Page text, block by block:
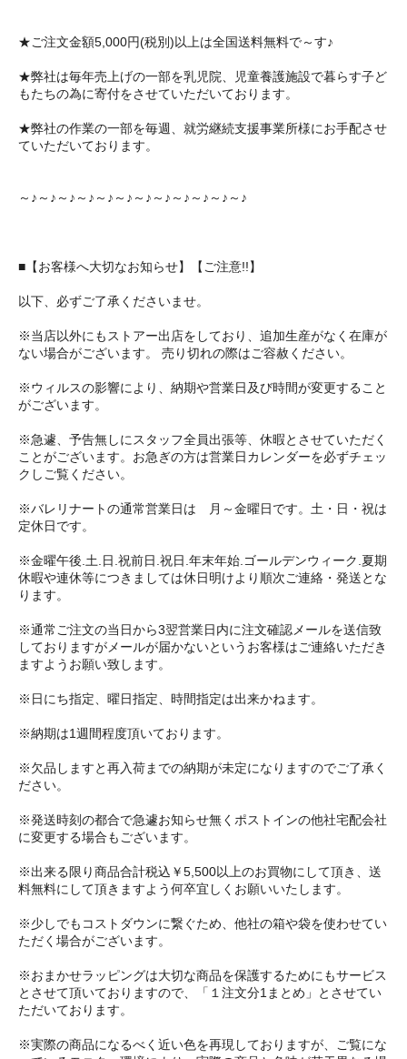
★ご注文金額5,000円(税別)以上は全国送料無料で～す♪
★弊社は毎年売上げの一部を乳児院、児童養護施設で暮らす子ど
もたちの為に寄付をさせていただいております。
★弊社の作業の一部を毎週、就労継続支援事業所様にお手配させ
ていただいております。
～♪～♪～♪～♪～♪～♪～♪～♪～♪～♪～♪～♪
■【お客様へ大切なお知らせ】【ご注意!!】
以下、必ずご了承くださいませ。
※当店以外にもストアー出店をしており、追加生産がなく在庫が
ない場合がございます。 売り切れの際はご容赦ください。
※ウィルスの影響により、納期や営業日及び時間が変更すること
がございます。
※急遽、予告無しにスタッフ全員出張等、休暇とさせていただく
ことがございます。お急ぎの方は営業日カレンダーを必ずチェッ
クしご覧ください。
※バレリナートの通常営業日は 月～金曜日です。土・日・祝は
定休日です。
※金曜午後.土.日.祝前日.祝日.年末年始.ゴールデンウィーク.夏期
休暇や連休等につきましては休日明けより順次ご連絡・発送とな
ります。
※通常ご注文の当日から3翌営業日内に注文確認メールを送信致
しておりますがメールが届かないというお客様はご連絡いただき
ますようお願い致します。
※日にち指定、曜日指定、時間指定は出来かねます。
※納期は1週間程度頂いております。
※欠品しますと再入荷までの納期が未定になりますのでご了承く
ださい。
※発送時刻の都合で急遽お知らせ無くポストインの他社宅配会社
に変更する場合もございます。
※出来る限り商品合計税込￥5,500以上のお買物にして頂き、送
料無料にして頂きますよう何卒宜しくお願いいたします。
※少しでもコストダウンに繋ぐため、他社の箱や袋を使わせてい
ただく場合がございます。
※おまかせラッピングは大切な商品を保護するためにもサービス
とさせて頂いておりますので、「１注文分1まとめ」とさせてい
ただいております。
※実際の商品になるべく近い色を再現しておりますが、ご覧にな